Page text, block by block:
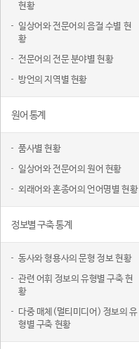
현황
일상어와 전문어의 음절 수별 현
황
전문어의 전문 분야별 현황
방언의 지역별 현황
원어 통계
품사별 현황
일상어와 전문어의 원어 현황
외래어와 혼종어의 언어명별 현황
정보별 구축 통계
동사와 형용사의 문형 정보 현황
관련 어휘 정보의 유형별 구축 현
황
다중 매체(멀티미디어) 정보의 유
형별 구축 현황